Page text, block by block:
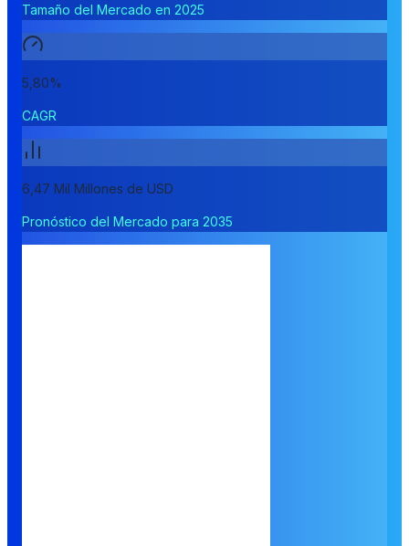
Tamaño del Mercado en 2025
5,80%
CAGR
6,47 Mil Millones de USD
Pronóstico del Mercado para 2035